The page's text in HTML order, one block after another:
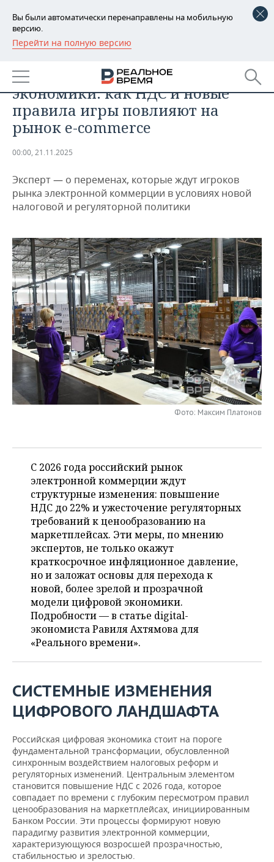
Вы были автоматически перенаправлены на мобильную
версию.
Перейти на полную версию
РЕГИОНЫ
БАШКОРТОСТАН
ТАТАРСТАН
УДМУРТИЯ
НОВОСТИ
АНАЛИТИКА
НОВОСТИ АНАЛИТИКИ
ДЕКЛАРАЦИИ О ДОХОДАХ
КОРОЛИ ГОСЗАКАЗА ПФО
ВУЗЫ ТАТАРСТАНА
КОМУ ПРИНАДЛЕЖАТ
ТОРГОВЫЕ ЦЕНТРЫ
ТАТАРСТАНА
ЭКОНОМИКА
НОВОСТИ ЭКОНОМИКИ
ФИНАНСЫ
БАНКИ
БЮДЖЕТ
ИНВЕСТИЦИИ
ПРОМЫШЛЕННОСТЬ
НОВОСТИ
ПРОМЫШЛЕННОСТИ
МАШИНОСТРОЕНИЕ
НЕФТЕХИМИЯ
НЕФТЬ
ОПК
ЭНЕРГЕТИКА
НЕДВИЖИМОСТЬ
НОВОСТИ НЕДВИЖИМОСТИ
АВТО
НОВОСТИ АВТО
БИЗНЕС
НОВОСТИ БИЗНЕСА
РОЗНИЧНАЯ ТОРГОВЛЯ
ТРАНСПОРТ
УСЛУГИ
ТЕХНОЛОГИИ
НОВОСТИ ТЕХНОЛОГИЙ
IT
МЕДИА
ТЕЛЕКОММУНИКАЦИИ
МЕРОПРИЯТИЯ
НОВОСТИ МЕРОПРИЯТИЙ
ВЫЕЗДНАЯ РЕДАКЦИЯ
БИЗНЕС-БРАНЧИ
СПОРТ
НОВОСТИ СПОРТА
ФУТБОЛ
ВОЛЕЙБОЛ
КИБЕРСПОРТ
ФИГУРНОЕ КАТАНИЕ
ВОДНЫЕ ВИДЫ СПОРТА
ХОККЕЙ С МЯЧОМ
ОБЩЕСТВО
НОВОСТИ ОБЩЕСТВА
ИСТОРИЯ
КУЛЬТУРА
МЕДИЦИНА
ОБРАЗОВАНИЕ
ПРОИСШЕСТВИЯ
ФОТОГАЛЕРЕЯ
СПИСОК ПЕРСОН
СПИСОК КОМПАНИЙ
ПОЛНАЯ ВЕРСИЯ
Трансформация цифровой
экономики: как НДС и новые
правила игры повлияют на
рынок e-commerce
00:00, 21.11.2025
Эксперт — о переменах, которые ждут игроков
рынка электронной коммерции в условиях новой
налоговой и регуляторной политики
Фото: Максим Платонов
С 2026 года российский рынок
электронной коммерции ждут
структурные изменения: повышение
НДС до 22% и ужесточение регуляторных
требований к ценообразованию на
маркетплейсах. Эти меры, по мнению
экспертов, не только окажут
краткосрочное инфляционное давление,
но и заложат основы для перехода к
новой, более зрелой и прозрачной
модели цифровой экономики.
Подробности — в статье digital-
экономиста Равиля Ахтямова для
«Реального времени».
СИСТЕМНЫЕ ИЗМЕНЕНИЯ
ЦИФРОВОГО ЛАНДШАФТА
Российская цифровая экономика стоит на пороге
фундаментальной трансформации, обусловленной
синхронным воздействием налоговых реформ и
регуляторных изменений. Центральным элементом
становится повышение НДС с 2026 года, которое
совпадает по времени с глубоким пересмотром правил
ценообразования на маркетплейсах, инициированным
Банком России. Эти процессы формируют новую
парадигму развития электронной коммерции,
характеризующуюся возросшей прозрачностью,
стабильностью и зрелостью.